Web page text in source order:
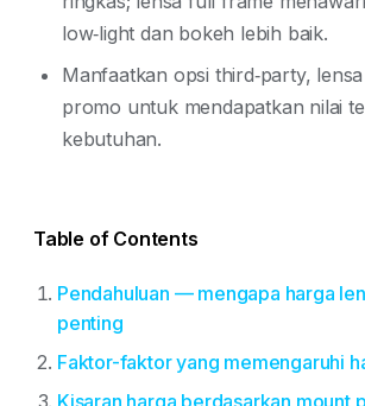
low‑light dan bokeh lebih baik.
Manfaatkan opsi third‑party,
promo untuk mendapatkan nilai
kebutuhan.
Table of Contents
Pendahuluan — mengapa harga
penting
Faktor-faktor yang memengaruhi
Kisaran harga berdasarkan mount